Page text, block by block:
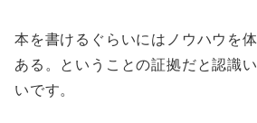
本を書けるぐらいにはノウハウを
ある。ということの証拠だと認識
いです。